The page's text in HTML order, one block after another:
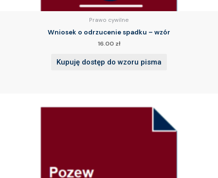
Prawo cywilne
Wniosek o odrzucenie spadku – wzór
16.00 zł
Kupuję dostęp do wzoru pisma